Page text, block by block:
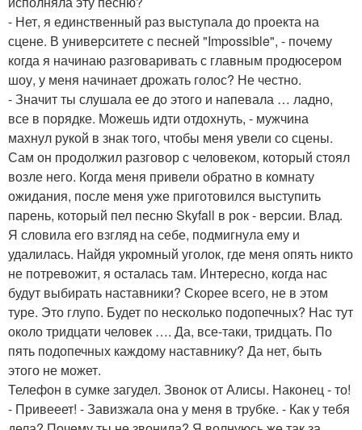
- Нет, я единственный раз выступала до проекта на
сцене. В университете с песней "Impossible", - почему
когда я начинаю разговаривать с главным продюсером
шоу, у меня начинает дрожать голос? Не честно.
- Значит ты слушала ее до этого и напевала … ладно,
все в порядке. Можешь идти отдохнуть, - мужчина
махнул рукой в знак того, чтобы меня увели со сцены.
Сам он продолжил разговор с человеком, который стоял
возле него. Когда меня привели обратно в комнату
ожидания, после меня уже приготовился выступить
парень, который пел песню Skyfall в рок - версии. Влад.
Я словила его взгляд на себе, подмигнула ему и
удалилась. Найдя укромный уголок, где меня опять никто
не потревожит, я осталась там. Интересно, когда нас
будут выбирать наставники? Скорее всего, не в этом
туре. Это глупо. Будет по несколько подопечных? Нас тут
около тридцати человек …. Да, все-таки, тридцать. По
пять подопечных каждому наставнику? Да нет, быть
этого не может.
Телефон в сумке загудел. Звонок от Алисы. Наконец - то!
- Привееет! - Завизжала она у меня в трубке. - Как у тебя